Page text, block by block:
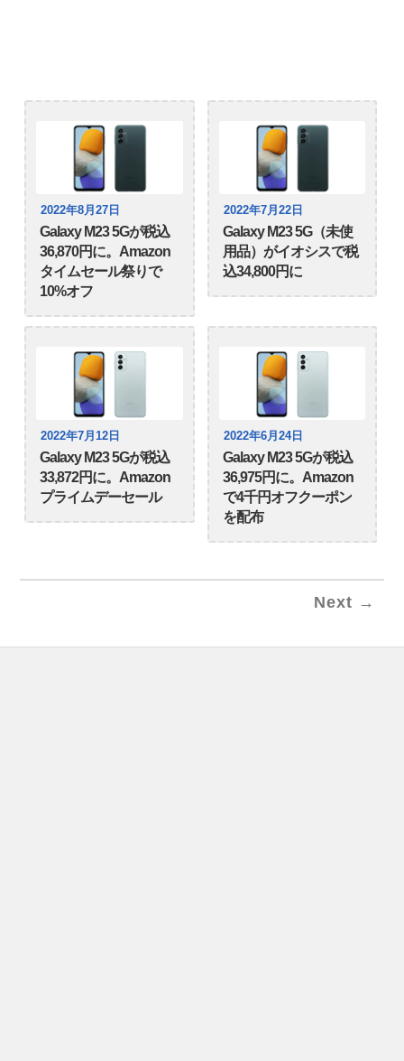
2022年8月27日
Galaxy M23 5Gが税込
36,870円に。Amazon
タイムセール祭りで
10%オフ
2022年7月22日
Galaxy M23 5G（未使
用品）がイオシスで税
込34,800円に
2022年7月12日
Galaxy M23 5Gが税込
33,872円に。Amazon
プライムデーセール
2022年6月24日
Galaxy M23 5Gが税込
36,975円に。Amazon
で4千円オフクーポン
を配布
Next →